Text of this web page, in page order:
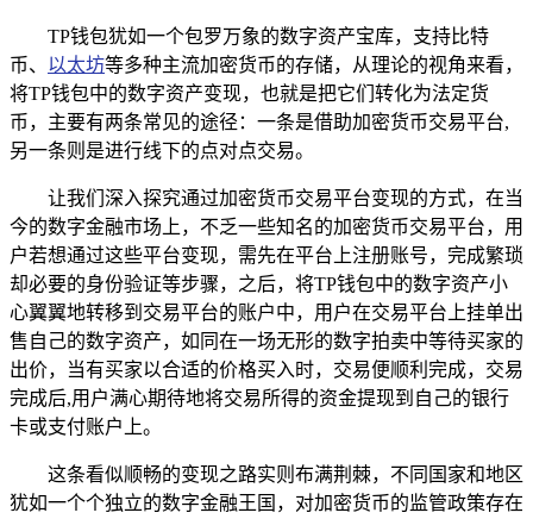
TP钱包犹如一个包罗万象的数字资产宝库，支持比特
币、 以太坊等多种主流加密货币的存储，从理论的视角来看，
将TP钱包中的数字资产变现，也就是把它们转化为法定货
币，主要有两条常见的途径：一条是借助加密货币交易平台,
另一条则是进行线下的点对点交易。
让我们深入探究通过加密货币交易平台变现的方式，在当
今的数字金融市场上，不乏一些知名的加密货币交易平台，用
户若想通过这些平台变现，需先在平台上注册账号，完成繁琐
却必要的身份验证等步骤，之后，将TP钱包中的数字资产小
心翼翼地转移到交易平台的账户中，用户在交易平台上挂单出
售自己的数字资产，如同在一场无形的数字拍卖中等待买家的
出价，当有买家以合适的价格买入时，交易便顺利完成，交易
完成后,用户满心期待地将交易所得的资金提现到自己的银行
卡或支付账户上。
这条看似顺畅的变现之路实则布满荆棘，不同国家和地区
犹如一个个独立的数字金融王国，对加密货币的监管政策存在